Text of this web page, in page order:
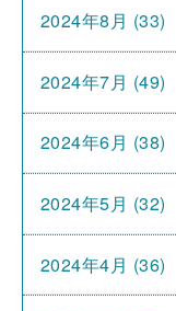
2024年8月 (33)
2024年7月 (49)
2024年6月 (38)
2024年5月 (32)
2024年4月 (36)